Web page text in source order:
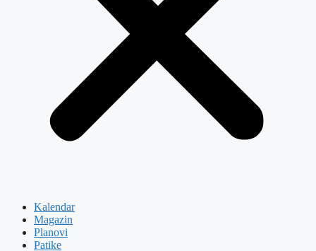
Kalendar
Magazin
Planovi
Patike